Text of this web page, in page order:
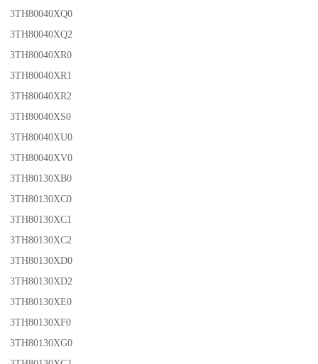
3TH80040XQ0
3TH80040XQ2
3TH80040XR0
3TH80040XR1
3TH80040XR2
3TH80040XS0
3TH80040XU0
3TH80040XV0
3TH80130XB0
3TH80130XC0
3TH80130XC1
3TH80130XC2
3TH80130XD0
3TH80130XD2
3TH80130XE0
3TH80130XF0
3TH80130XG0